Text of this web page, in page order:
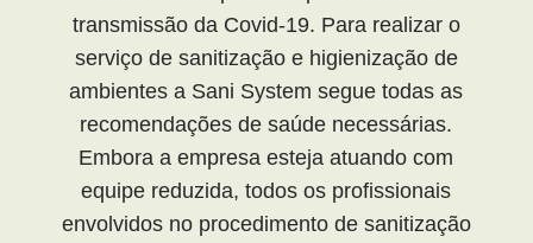
transmissão da Covid-19. Para realizar o
serviço de sanitização e higienização de
ambientes a Sani System segue todas as
recomendações de saúde necessárias.
Embora a empresa esteja atuando com
equipe reduzida, todos os profissionais
envolvidos no procedimento de sanitização